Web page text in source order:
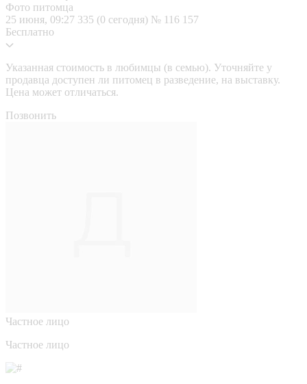
Фото питомца
25 июня, 09:27 335 (0 сегодня) № 116 157
Бесплатно
Указанная стоимость в любимцы (в семью). Уточняйте у
продавца доступен ли питомец в разведение, на выставку.
Цена может отличаться.
Позвонить
Частное лицо
Частное лицо